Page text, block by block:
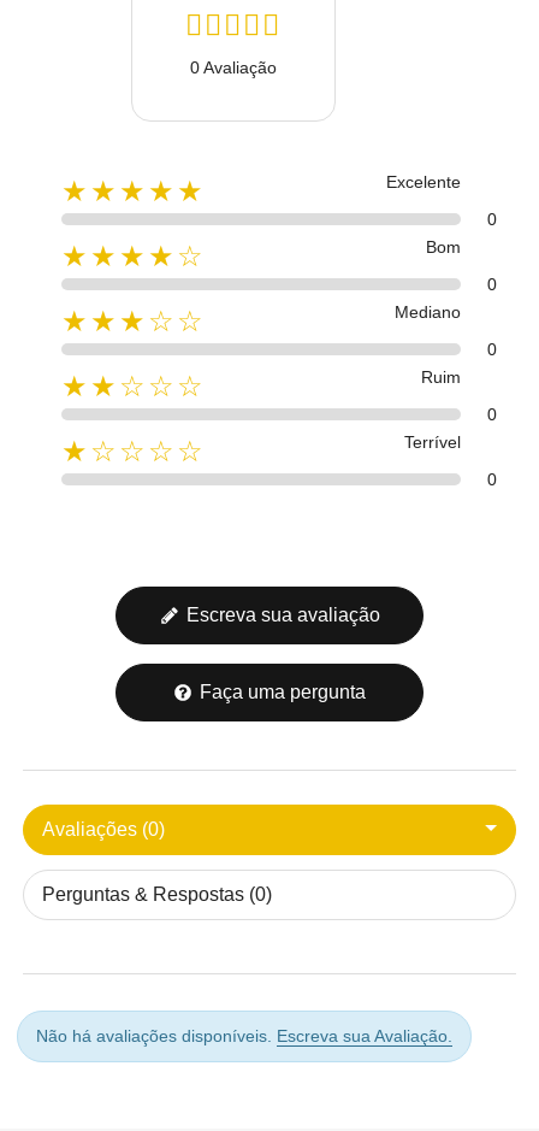
0 Avaliação
★★★★★
Excelente
0
★★★★☆
Bom
0
★★★☆☆
Mediano
0
★★☆☆☆
Ruim
0
★☆☆☆☆
Terrível
0
Escreva sua avaliação
Faça uma pergunta
Avaliações (0)
Perguntas & Respostas (0)
Não há avaliações disponíveis. Escreva sua Avaliação.